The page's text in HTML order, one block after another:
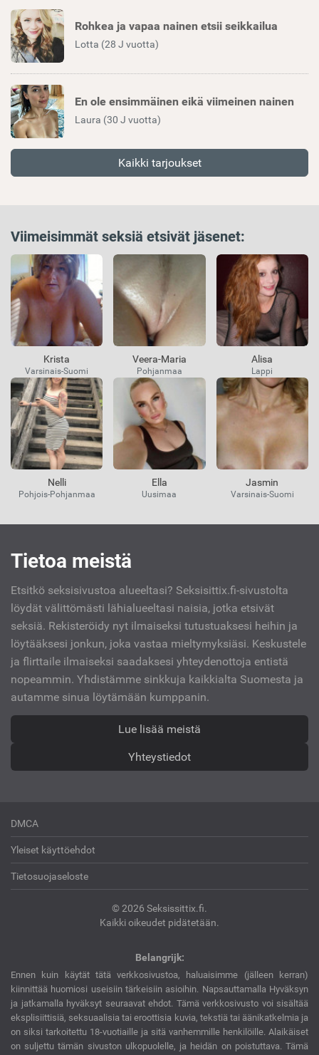
Rohkea ja vapaa nainen etsii seikkailua
Lotta (28 J vuotta)
En ole ensimmäinen eikä viimeinen nainen
Laura (30 J vuotta)
Kaikki tarjoukset
Viimeisimmät seksiä etsivät jäsenet:
Krista
Varsinais-Suomi
Veera-Maria
Pohjanmaa
Alisa
Lappi
Nelli
Pohjois-Pohjanmaa
Ella
Uusimaa
Jasmin
Varsinais-Suomi
Kiinnostavat
linkit
Tietoa meistä
Etsitkö seksisivustoa alueeltasi? Seksisittix.fi-sivustolta
löydät välittömästi lähialueeltasi naisia, jotka etsivät
seksiä. Rekisteröidy nyt ilmaiseksi tutustuaksesi heihin ja
löytääksesi jonkun, joka vastaa mieltymyksiäsi. Keskustele
ja flirttaile ilmaiseksi saadaksesi yhteydenottoja entistä
nopeammin. Yhdistämme sinkkuja kaikkialta Suomesta ja
autamme sinua löytämään kumppanin.
Lue lisää meistä
Yhteystiedot
DMCA
Yleiset käyttöehdot
Tietosuojaseloste
© 2026 Seksissittix.fi.
Kaikki oikeudet pidätetään.
Belangrijk:
Ennen kuin käytät tätä verkkosivustoa, haluaisimme (jälleen kerran)
kiinnittää huomiosi useisiin tärkeisiin asioihin. Napsauttamalla Hyväksyn
ja jatkamalla hyväksyt seuraavat ehdot. Tämä verkkosivusto voi sisältää
eksplisiittisiä, seksuaalisia tai eroottisia kuvia, tekstiä tai äänikatkelmia ja
on siksi tarkoitettu 18-vuotiaille ja sitä vanhemmille henkilöille. Alaikäiset
on suljettu tämän sivuston ulkopuolelle, ja heidän on poistuttava. Tämä